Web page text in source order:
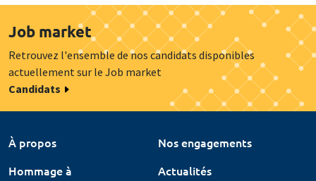
Job market
Retrouvez l'ensemble de nos candidats disponibles
actuellement sur le Job market
Candidats
À propos
Nos engagements
Hommage à
Actualités